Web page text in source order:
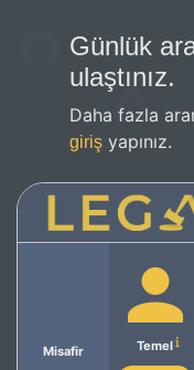
Günlük
ulaştınız.
Daha fazla
giriş yapınız.
Misafir Temel